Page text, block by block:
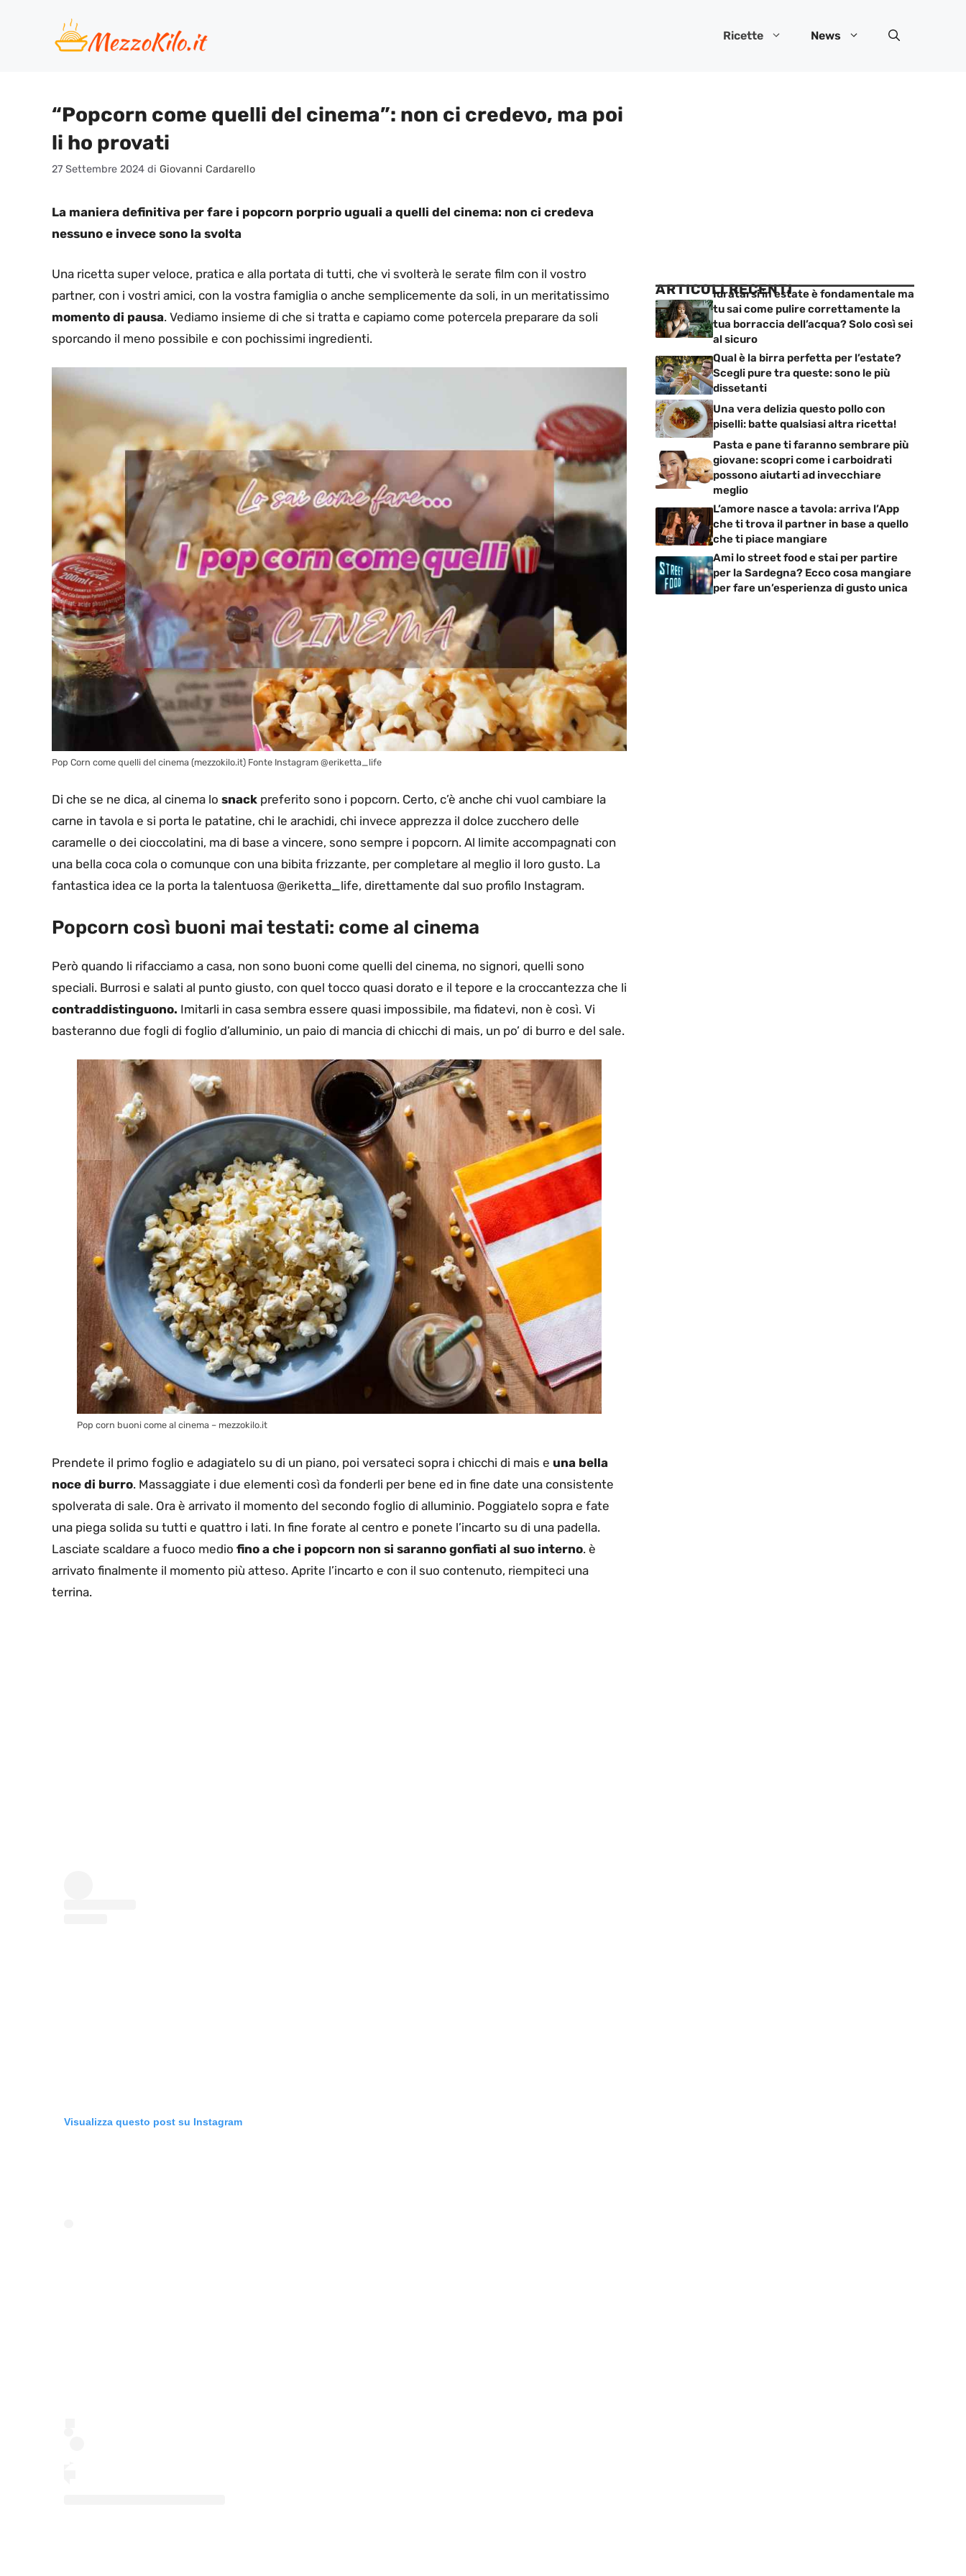
contenuto
Ricette News
“Popcorn come quelli del cinema”: non ci credevo, ma poi
li ho provati
27 Settembre 2024 di Giovanni Cardarello
La maniera definitiva per fare i popcorn porprio uguali a quelli del cinema: non ci credeva
nessuno e invece sono la svolta
Una ricetta super veloce, pratica e alla portata di tutti, che vi svolterà le serate film con il vostro
partner, con i vostri amici, con la vostra famiglia o anche semplicemente da soli, in un meritatissimo
momento di pausa. Vediamo insieme di che si tratta e capiamo come potercela preparare da soli
sporcando il meno possibile e con pochissimi ingredienti.
Pop Corn come quelli del cinema (mezzokilo.it) Fonte Instagram @eriketta_life
Di che se ne dica, al cinema lo snack preferito sono i popcorn. Certo, c’è anche chi vuol cambiare la
carne in tavola e si porta le patatine, chi le arachidi, chi invece apprezza il dolce zucchero delle
caramelle o dei cioccolatini, ma di base a vincere, sono sempre i popcorn. Al limite accompagnati con
una bella coca cola o comunque con una bibita frizzante, per completare al meglio il loro gusto. La
fantastica idea ce la porta la talentuosa @eriketta_life, direttamente dal suo profilo Instagram.
Popcorn così buoni mai testati: come al cinema
Però quando li rifacciamo a casa, non sono buoni come quelli del cinema, no signori, quelli sono
speciali. Burrosi e salati al punto giusto, con quel tocco quasi dorato e il tepore e la croccantezza che li
contraddistinguono. Imitarli in casa sembra essere quasi impossibile, ma fidatevi, non è così. Vi
basteranno due fogli di foglio d’alluminio, un paio di mancia di chicchi di mais, un po’ di burro e del sale.
Pop corn buoni come al cinema – mezzokilo.it
Prendete il primo foglio e adagiatelo su di un piano, poi versateci sopra i chicchi di mais e una bella
noce di burro. Massaggiate i due elementi così da fonderli per bene ed in fine date una consistente
spolverata di sale. Ora è arrivato il momento del secondo foglio di alluminio. Poggiatelo sopra e fate
una piega solida su tutti e quattro i lati. In fine forate al centro e ponete l’incarto su di una padella.
Lasciate scaldare a fuoco medio fino a che i popcorn non si saranno gonfiati al suo interno. è
arrivato finalmente il momento più atteso. Aprite l’incarto e con il suo contenuto, riempiteci una
terrina.
Visualizza questo post su Instagram
ARTICOLI RECENTI
Idratarsi in estate è fondamentale ma
tu sai come pulire correttamente la
tua borraccia dell’acqua? Solo così sei
al sicuro
Qual è la birra perfetta per l’estate?
Scegli pure tra queste: sono le più
dissetanti
Una vera delizia questo pollo con
piselli: batte qualsiasi altra ricetta!
Pasta e pane ti faranno sembrare più
giovane: scopri come i carboidrati
possono aiutarti ad invecchiare
meglio
L’amore nasce a tavola: arriva l’App
che ti trova il partner in base a quello
che ti piace mangiare
Ami lo street food e stai per partire
per la Sardegna? Ecco cosa mangiare
per fare un’esperienza di gusto unica